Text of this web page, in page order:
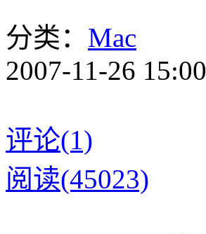
分类： Mac
2007-11-26 15:00
评论(1)
阅读(45023)